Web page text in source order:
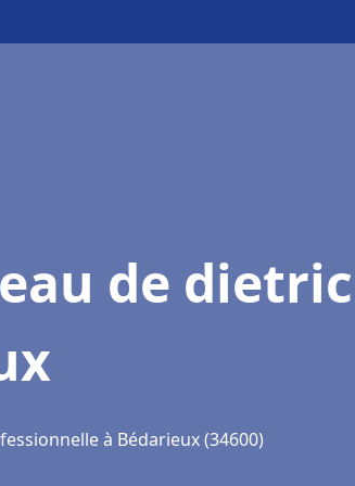
de
à Bédarieux (34600)